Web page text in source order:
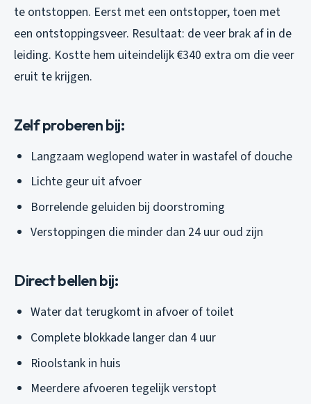
te ontstoppen. Eerst met een ontstopper, toen met
een ontstoppingsveer. Resultaat: de veer brak af in de
leiding. Kostte hem uiteindelijk €340 extra om die veer
eruit te krijgen.
Zelf proberen bij:
Langzaam weglopend water in wastafel of douche
Lichte geur uit afvoer
Borrelende geluiden bij doorstroming
Verstoppingen die minder dan 24 uur oud zijn
Direct bellen bij:
Water dat terugkomt in afvoer of toilet
Complete blokkade langer dan 4 uur
Rioolstank in huis
Meerdere afvoeren tegelijk verstopt